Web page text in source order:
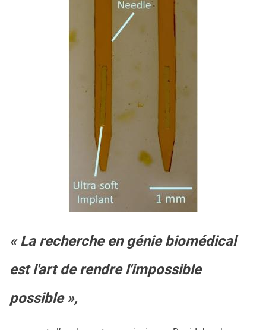
« La recherche en génie biomédical
est l'art de rendre l'impossible
possible »,